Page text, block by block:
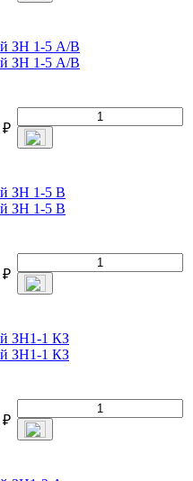
₽
₽
₽